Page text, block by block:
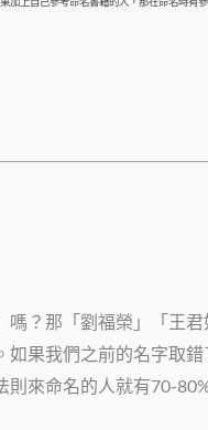
上自己參考命名書籍的人，那在命名時有
？那「劉福榮」「王
果我們之前的名字取
來命名的人就有70-